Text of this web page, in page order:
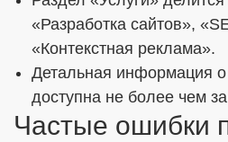
«Разработка сайтов»,
«Контекстная реклама».
Детальная информация о
доступна не более чем
Частые ошибки